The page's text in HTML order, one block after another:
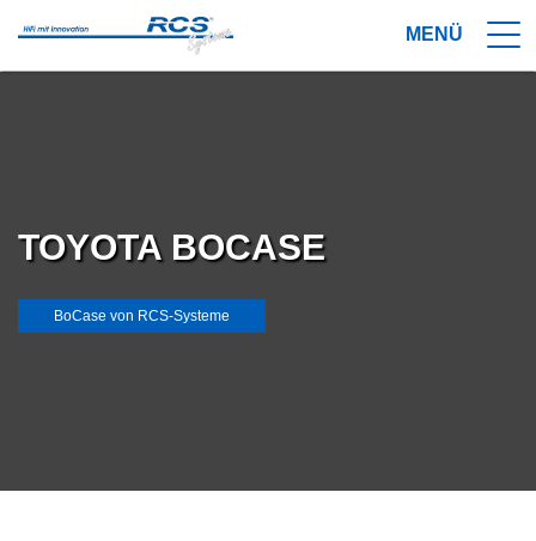
TOYOTA BOCASE
BoCase von RCS-Systeme